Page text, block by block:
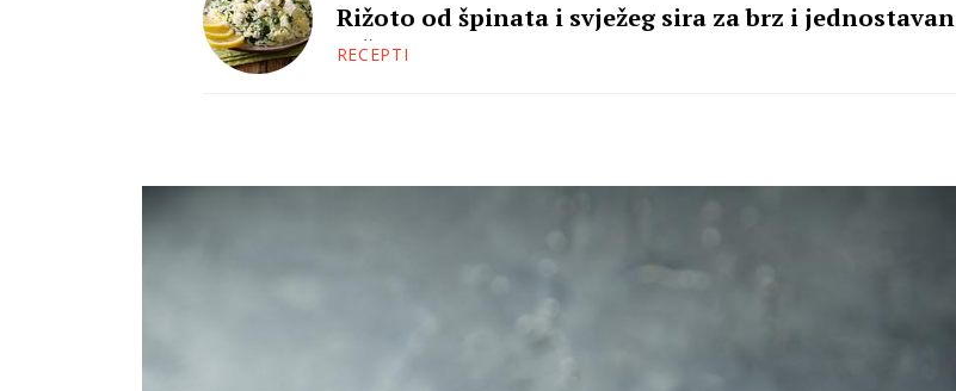
Rižoto od špinata i svježeg sira za brz i jednostavan
ručak
RECEPTI